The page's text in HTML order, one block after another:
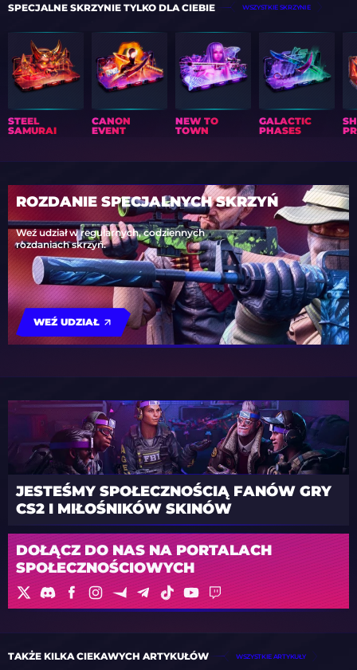
PITA (COACH)
STRESSARN
BFULL (COACH)
NMV (COACH)
SPECJALNE SKRZYNIE TYLKO DLA CIEBIE WSZYSTKIE SKRZYNIE
STEEL
SAMURAI
CANON
EVENT
NEW TO
TOWN
GALACTIC
PHASES
ROZDANIE SPECJALNYCH SKRZYŃ
Weź udział w regularnych, codziennych
rozdaniach skrzyń.
WEŹ UDZIAŁ
JESTEŚMY SPOŁECZNOŚCIĄ FANÓW GRY
CS2 I MIŁOŚNIKÓW SKINÓW
DOŁĄCZ DO NAS NA PORTALACH
SPOŁECZNOŚCIOWYCH
TAKŻE KILKA CIEKAWYCH ARTYKUŁÓW WSZYSTKIE ARTYKUŁY